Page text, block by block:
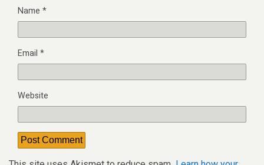
Name *
Email *
Website